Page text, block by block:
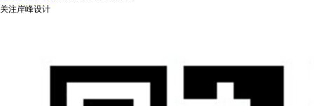
关注岸峰设计